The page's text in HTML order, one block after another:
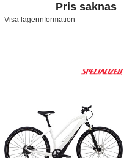
Pris saknas
Visa lagerinformation